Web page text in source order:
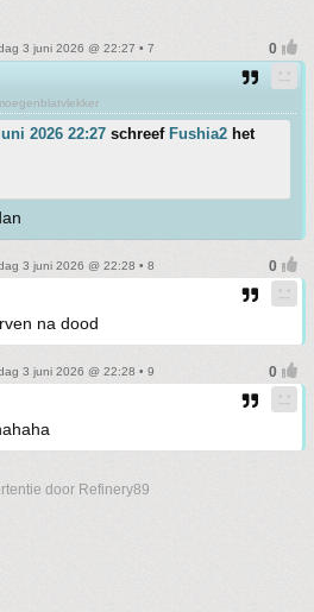
3 juni 2026 @ 22:27 • 7
2026 22:27 schreef Fushia2 het
3 juni 2026 @ 22:28 • 8
na dood
3 juni 2026 @ 22:28 • 9
door Refinery89